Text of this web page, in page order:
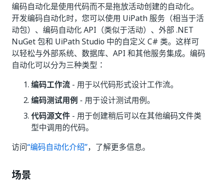
编码自动化是使用代码而不是拖放活动创建的自动化。
开发编码自动化时，您可以使用 UiPath 服务（相当于活
动包）、编码自动化 API（类似于活动）、外部 .NET
NuGet 包和 UiPath Studio 中的自定义 C# 类。这样可
以轻松与外部系统、数据库、API 和其他服务集成。编码
自动化可以分为三种类型：
编码工作流 - 用于以代码形式设计工作流。
编码测试用例 - 用于设计测试用例。
代码源文件 - 用于创建稍后可以在其他编码文件类
型中调用的代码。
访问“编码自动化介绍”，了解更多信息。
场景